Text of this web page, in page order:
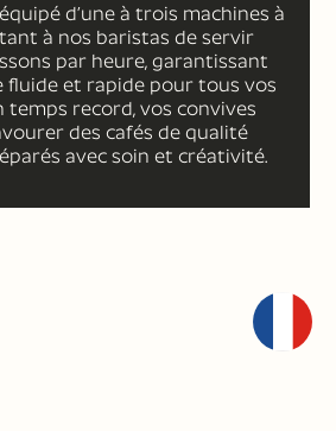
d’une à trois machines à
à nos baristas de servir
par heure, garantissant
fluide et rapide pour tous vos
temps record, vos convives
des cafés de qualité
avec soin et créativité.